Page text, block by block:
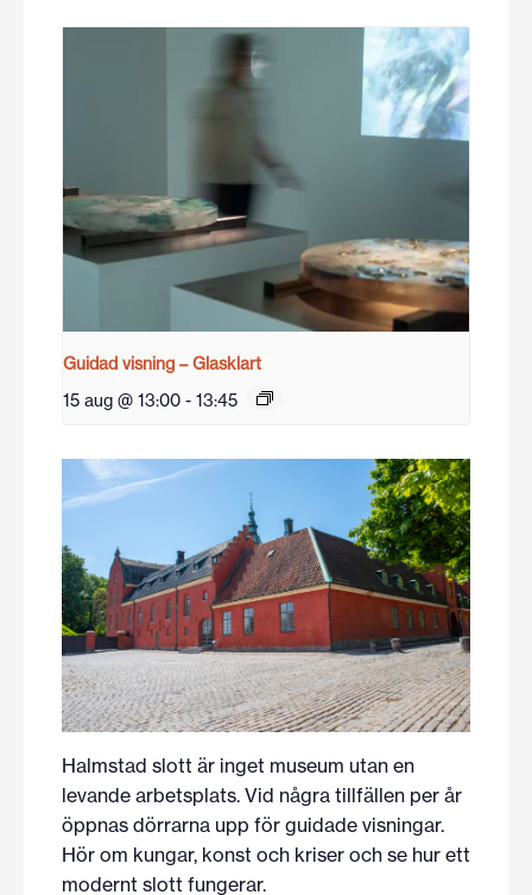
Guidad visning – Glasklart
15 aug @ 13:00 - 13:45
Halmstad slott är inget museum utan en
levande arbetsplats. Vid några tillfällen per år
öppnas dörrarna upp för guidade visningar.
Hör om kungar, konst och kriser och se hur ett
modernt slott fungerar.